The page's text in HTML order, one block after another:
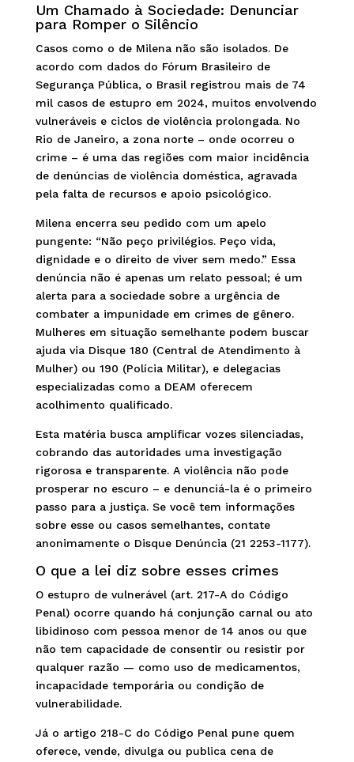
Um Chamado à Sociedade: Denunciar
para Romper o Silêncio
Casos como o de Milena não são isolados. De
acordo com dados do Fórum Brasileiro de
Segurança Pública, o Brasil registrou mais de 74
mil casos de estupro em 2024, muitos envolvendo
vulneráveis e ciclos de violência prolongada. No
Rio de Janeiro, a zona norte – onde ocorreu o
crime – é uma das regiões com maior incidência
de denúncias de violência doméstica, agravada
pela falta de recursos e apoio psicológico.
Milena encerra seu pedido com um apelo
pungente: “Não peço privilégios. Peço vida,
dignidade e o direito de viver sem medo.” Essa
denúncia não é apenas um relato pessoal; é um
alerta para a sociedade sobre a urgência de
combater a impunidade em crimes de gênero.
Mulheres em situação semelhante podem buscar
ajuda via Disque 180 (Central de Atendimento à
Mulher) ou 190 (Polícia Militar), e delegacias
especializadas como a DEAM oferecem
acolhimento qualificado.
Esta matéria busca amplificar vozes silenciadas,
cobrando das autoridades uma investigação
rigorosa e transparente. A violência não pode
prosperar no escuro – e denunciá-la é o primeiro
passo para a justiça. Se você tem informações
sobre esse ou casos semelhantes, contate
anonimamente o Disque Denúncia (21 2253-1177).
O que a lei diz sobre esses crimes
O estupro de vulnerável (art. 217-A do Código
Penal) ocorre quando há conjunção carnal ou ato
libidinoso com pessoa menor de 14 anos ou que
não tem capacidade de consentir ou resistir por
qualquer razão — como uso de medicamentos,
incapacidade temporária ou condição de
vulnerabilidade.
Já o artigo 218-C do Código Penal pune quem
oferece, vende, divulga ou publica cena de